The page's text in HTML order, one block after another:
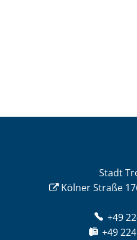
Stadt
Kölner Straße
+49
+49